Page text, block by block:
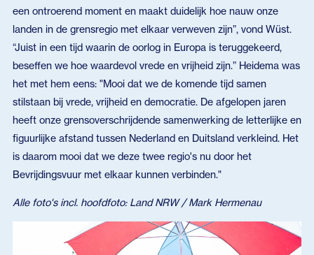
een ontroerend moment en maakt duidelijk hoe nauw onze
landen in de grensregio met elkaar verweven zijn”, vond Wüst.
“Juist in een tijd waarin de oorlog in Europa is teruggekeerd,
beseffen we hoe waardevol vrede en vrijheid zijn.” Heidema was
het met hem eens: "Mooi dat we de komende tijd samen
stilstaan bij vrede, vrijheid en democratie. De afgelopen jaren
heeft onze grensoverschrijdende samenwerking de letterlijke en
figuurlijke afstand tussen Nederland en Duitsland verkleind. Het
is daarom mooi dat we deze twee regio's nu door het
Bevrijdingsvuur met elkaar kunnen verbinden."
Alle foto's incl. hoofdfoto: Land NRW / Mark Hermenau